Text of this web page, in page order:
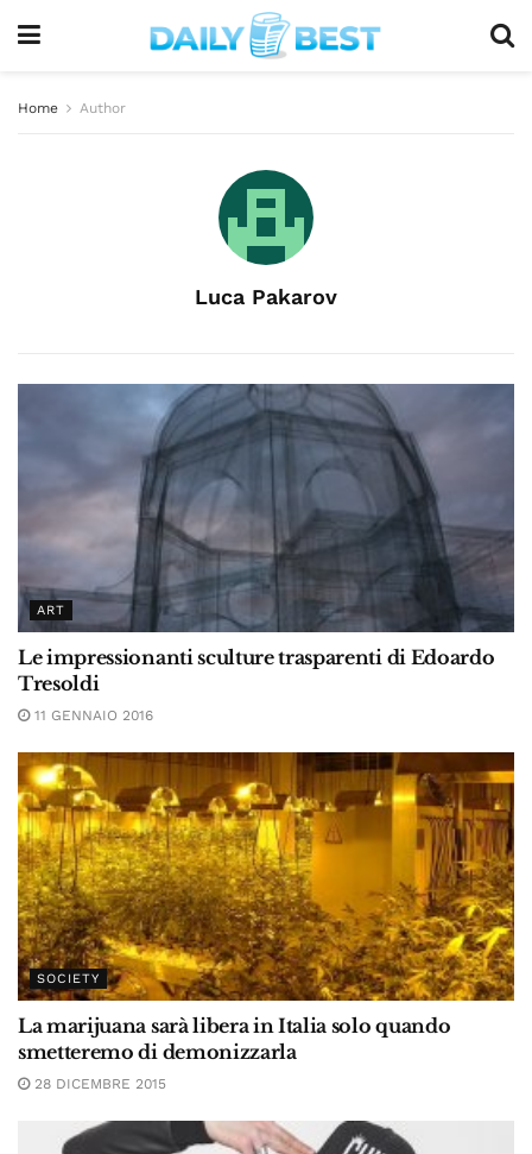
Home Author
Luca Pakarov
ART
Le impressionanti sculture trasparenti di Edoardo
Tresoldi
11 GENNAIO 2016
SOCIETY
La marijuana sarà libera in Italia solo quando
smetteremo di demonizzarla
28 DICEMBRE 2015